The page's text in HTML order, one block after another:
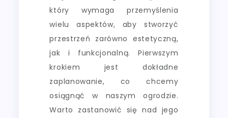
który wymaga przemyślenia
wielu aspektów, aby stworzyć
przestrzeń zarówno estetyczną,
jak i funkcjonalną. Pierwszym
krokiem jest dokładne
zaplanowanie, co chcemy
osiągnąć w naszym ogrodzie.
Warto zastanowić się nad jego